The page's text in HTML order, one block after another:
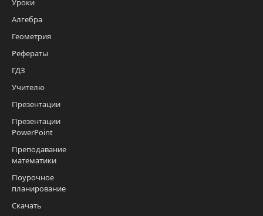
Уроки
Алгебра
Геометрия
Рефераты
ГДЗ
Учителю
Презентации
Презентации
PowerPoint
Преподавание
математики
Поурочное
планирование
Скачать